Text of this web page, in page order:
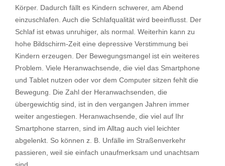
Körper. Dadurch fällt es Kindern schwerer, am Abend
einzuschlafen. Auch die Schlafqualität wird beeinflusst. Der
Schlaf ist etwas unruhiger, als normal. Weiterhin kann zu
hohe Bildschirm-Zeit eine depressive Verstimmung bei
Kindern erzeugen. Der Bewegungsmangel ist ein weiteres
Problem. Viele Heranwachsende, die viel das Smartphone
und Tablet nutzen oder vor dem Computer sitzen fehlt die
Bewegung. Die Zahl der Heranwachsenden, die
übergewichtig sind, ist in den vergangen Jahren immer
weiter angestiegen. Heranwachsende, die viel auf Ihr
Smartphone starren, sind im Alltag auch viel leichter
abgelenkt. So können z. B. Unfälle im Straßenverkehr
passieren, weil sie einfach unaufmerksam und unachtsam